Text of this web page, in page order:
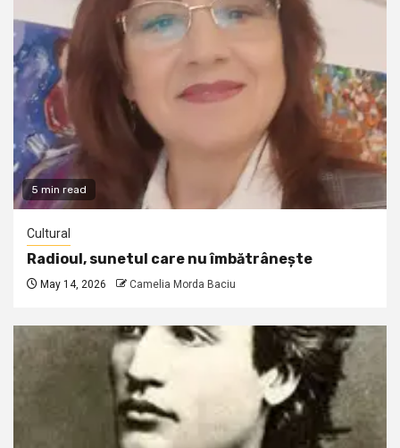
5 min read
Cultural
Radioul, sunetul care nu îmbătrânește
May 14, 2026 Camelia Morda Baciu